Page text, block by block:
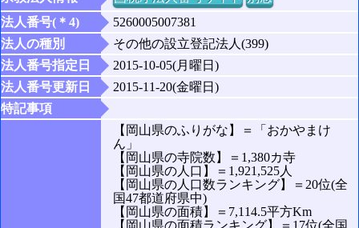
法人番号(＊4)
5260005007381
法人の種別
その他の設立登記法人(399)
法人番号指定日
2015-10-05(月曜日)
法人番号更新日
2015-11-20(金曜日)
特記事項
【岡山県のふりがな】＝「おかやまけ
ん」
【岡山県の寺院数】＝1,380カ寺
【岡山県の人口】＝1,921,525人
【岡山県の人口数ランキング】＝20位(全
国47都道府県中)
【岡山県の面積】＝7,114.5平方Km